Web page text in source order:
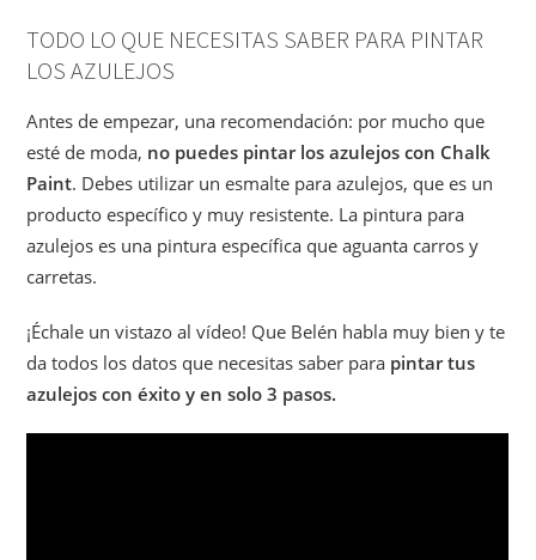
TODO LO QUE NECESITAS SABER PARA PINTAR
LOS AZULEJOS
Antes de empezar, una recomendación: por mucho que
esté de moda, no puedes pintar los azulejos con Chalk
Paint. Debes utilizar un esmalte para azulejos, que es un
producto específico y muy resistente. La pintura para
azulejos es una pintura específica que aguanta carros y
carretas.
¡Échale un vistazo al vídeo! Que Belén habla muy bien y te
da todos los datos que necesitas saber para pintar tus
azulejos con éxito y en solo 3 pasos.